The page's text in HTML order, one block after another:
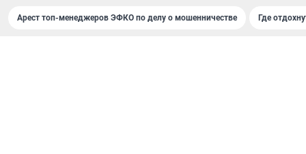
Арест топ-менеджеров ЭФКО по делу о мошенничестве Где